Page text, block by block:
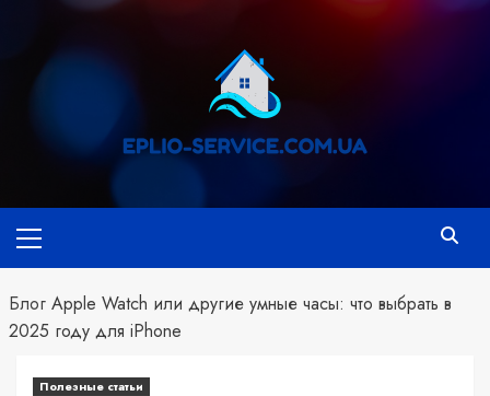
Перейти
содержимому
меню
Блог Apple Watch или другие умные часы: что выбрать в
2025 году для iPhone
Полезные статьи